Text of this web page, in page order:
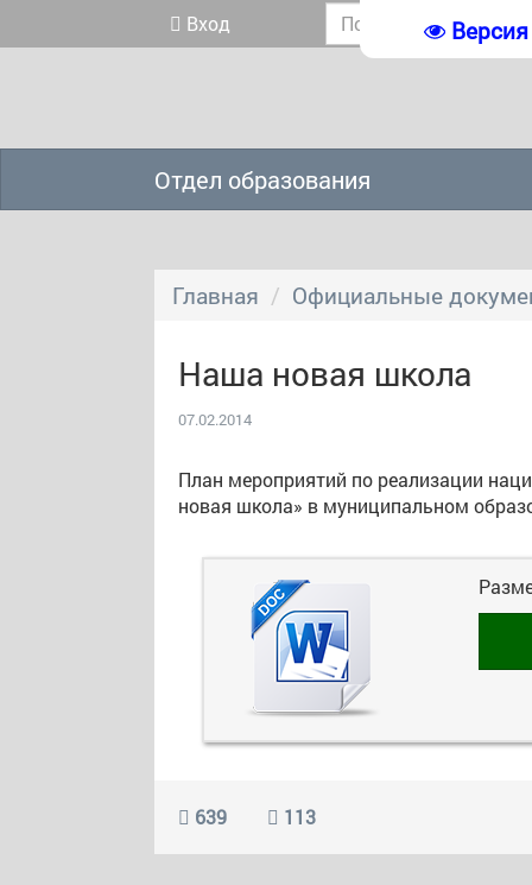
Вход
Отдел образования
Главная Официальные
Наша новая школа
07.02.2014
План мероприятий по реализации
новая школа» в муниципальном
639 113